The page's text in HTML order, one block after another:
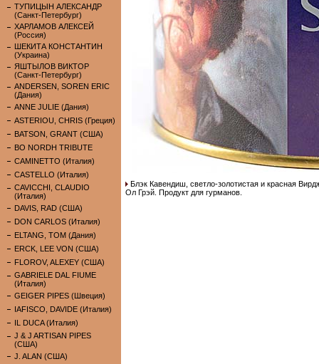
ТУПИЦЫН АЛЕКСАНДР
(Санкт-Петербург)
ХАРЛАМОВ АЛЕКСЕЙ
(Россия)
ШЕКИТА КОНСТАНТИН
(Украина)
ЯШТЫЛОВ ВИКТОР
(Санкт-Петербург)
ANDERSEN, SOREN ERIC
(Дания)
ANNE JULIE (Дания)
ASTERIOU, CHRIS (Греция)
BATSON, GRANT (США)
BO NORDH TRIBUTE
CAMINETTO (Италия)
CASTELLO (Италия)
CAVICCHI, CLAUDIO
(Италия)
DAVIS, RAD (США)
DON CARLOS (Италия)
ELTANG, TOM (Дания)
ERCK, LEE VON (США)
FLOROV, ALEXEY (США)
GABRIELE DAL FIUME
(Италия)
GEIGER PIPES (Швеция)
IAFISCO, DAVIDE (Италия)
IL DUCA (Италия)
J & J ARTISAN PIPES
(США)
J. ALAN (США)
Блэк Кавендиш, светло-золотистая и красная
Ол Грэй. Продукт для гурманов.